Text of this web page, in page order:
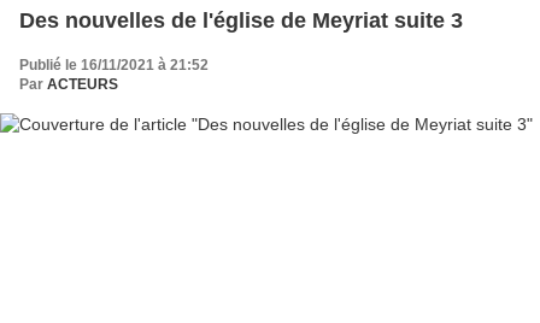
Des nouvelles de l'église de Meyriat suite 3
Publié le 16/11/2021 à 21:52
Par ACTEURS